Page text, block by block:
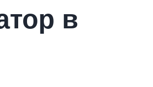
в